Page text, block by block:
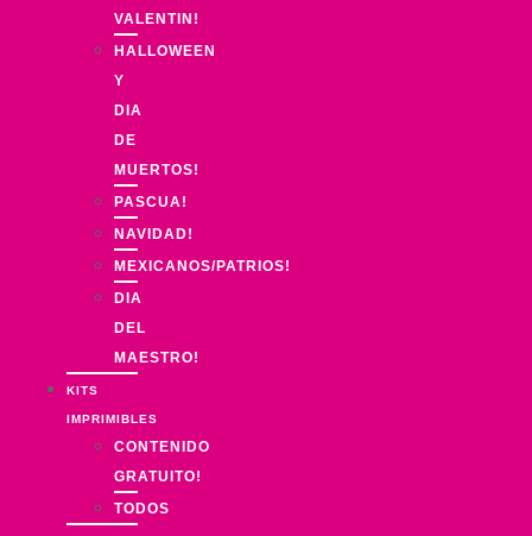
VALENTIN!
HALLOWEEN
Y
DIA
DE
MUERTOS!
PASCUA!
NAVIDAD!
MEXICANOS/PATRIOS!
DIA
DEL
MAESTRO!
KITS
IMPRIMIBLES
CONTENIDO
GRATUITO!
TODOS